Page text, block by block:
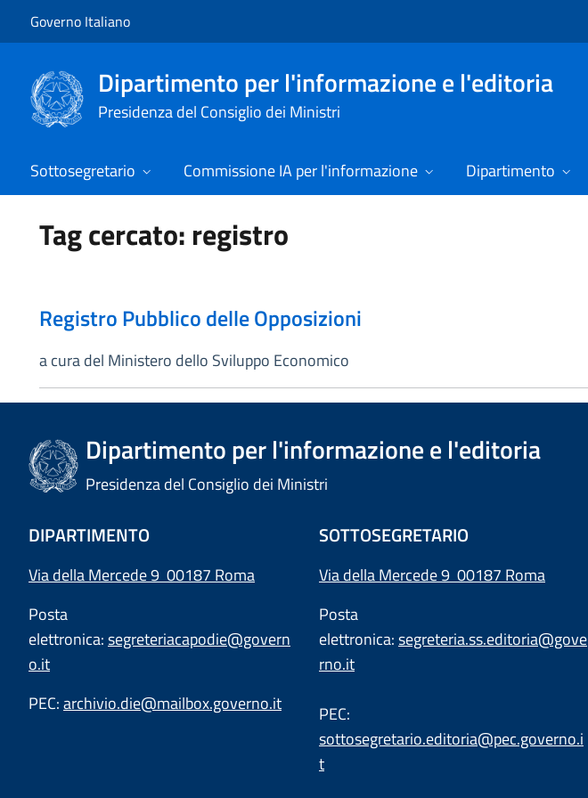
Governo Italiano
Dipartimento per l'informazione e l'editoria
Presidenza del Consiglio dei Ministri
Sottosegretario Commissione IA per l'informazione Dipartimento
Tag cercato: registro
Registro Pubblico delle Opposizioni
a cura del Ministero dello Sviluppo Economico
Dipartimento per l'informazione e l'editoria
Presidenza del Consiglio dei Ministri
DIPARTIMENTO
Via della Mercede 9 00187 Roma
Posta
elettronica:segreteriacapodie@govern
o.it
PEC:archivio.die@mailbox.governo.it
SOTTOSEGRETARIO
Via della Mercede 9 00187 Roma
Posta
elettronica:segreteria.ss.editoria@gove
rno.it
PEC:
sottosegretario.editoria@pec.governo.i
t